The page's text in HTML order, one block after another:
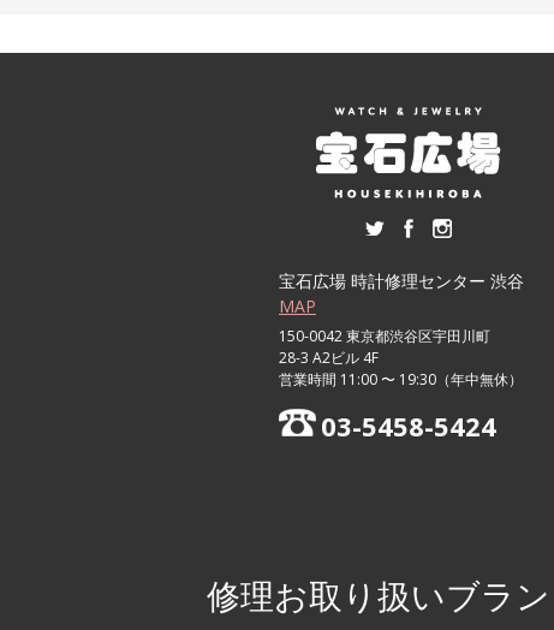
宝石広場 時計修理センター 渋谷
MAP
150-0042 東京都渋谷区宇田川町
28-3 A2ビル 4F
営業時間 11:00 〜 19:30（年中無休）
03-5458-5424
修理お取り扱いブラ